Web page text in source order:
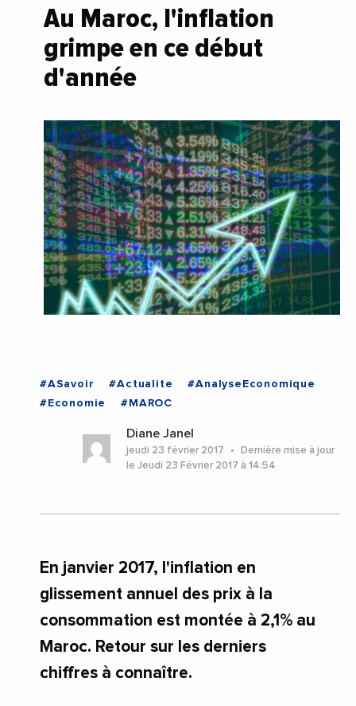
Au Maroc, l'inflation
grimpe en ce début
d'année
#ASavoir #Actualite
#AnalyseEconomique
#Economie
#MAROC
Diane Janel
jeudi 23 février 2017
Dernière mise à jour
le Jeudi 23 Février 2017 à 14:54
En janvier 2017, l'inflation en
glissement annuel des prix à la
consommation est montée à 2,1% au
Maroc. Retour sur les derniers
chiffres à connaître.